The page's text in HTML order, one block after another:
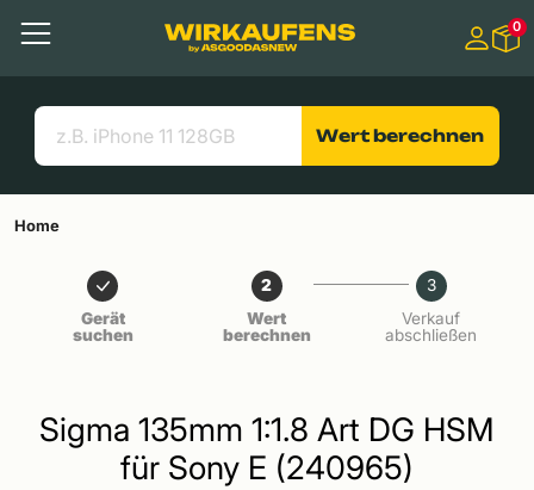
Menü
Suchen
Nützliche Links
0
Wert berechnen
Home
Gerät
suchen
2
Wert
berechnen
3
Verkauf
abschließen
Sigma 135mm 1:1.8 Art DG HSM
für Sony E (240965)